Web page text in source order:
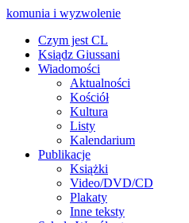
komunia i wyzwolenie
Czym jest CL
Ksiądz Giussani
Wiadomości
Aktualności
Kościół
Kultura
Listy
Kalendarium
Publikacje
Książki
Video/DVD/CD
Plakaty
Inne teksty